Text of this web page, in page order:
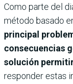
Como parte del
método basado
principal
consecuencias
solución
responder estas